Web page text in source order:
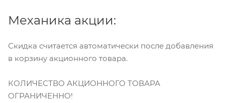
Механика акции:
Скидка считается автоматически после добавления
в корзину акционного товара.
КОЛИЧЕСТВО АКЦИОННОГО ТОВАРА
ОГРАНИЧЕННО!